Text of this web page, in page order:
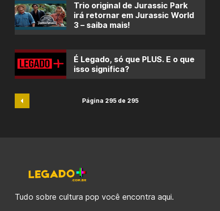
Trio original de Jurassic Park
irá retornar em Jurassic World
3 – saiba mais!
É Legado, só que PLUS. E o que
isso significa?
Página 295 de 295
Tudo sobre cultura pop você encontra aqui.